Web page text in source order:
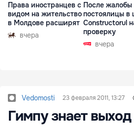
Права иностранцев с
видом на жительство
в Молдове расширят
вчера
После жалобы
постоялицы в
Constructorul
проверку
вчера
Vedomosti 23 февраля 2011, 13:27
Гимпу знает